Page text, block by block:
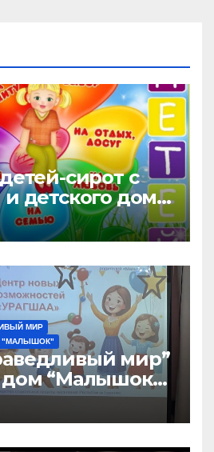
сирот с
детского дома
МИР
"МАЛЫШОК"
мир”
дом “Малышок”
новых
“УРАГШАА”